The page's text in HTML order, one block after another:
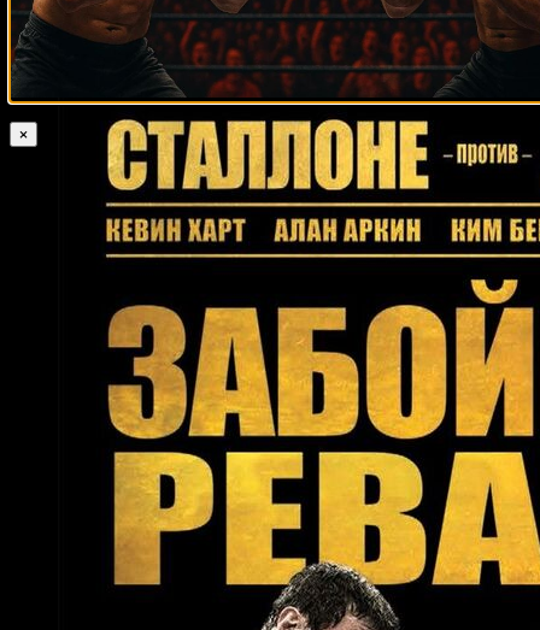
Вашингтон Эдуардо Моралес Рамон Феликс Люк Рокхолд Марко
Хук
Викториано Соса
×